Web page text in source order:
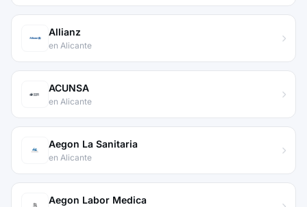
Allianz
en Alicante
ACUNSA
en Alicante
Aegon La Sanitaria
en Alicante
Aegon Labor Medica